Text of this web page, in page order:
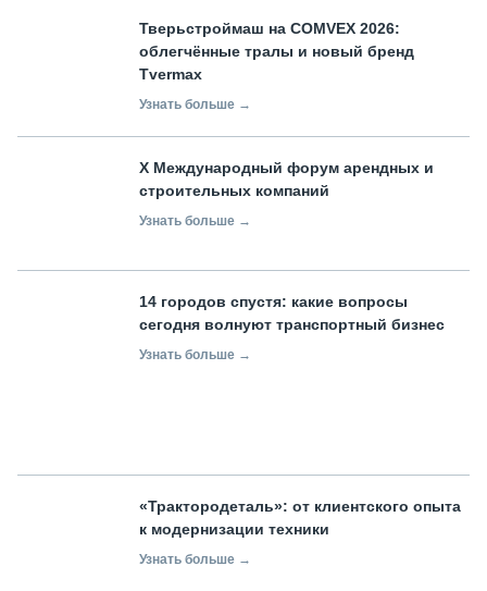
Тверьстроймаш на COMVEX 2026:
облегчённые тралы и новый бренд
Tvermax
Узнать больше →
X Международный форум арендных и
строительных компаний
Узнать больше →
14 городов спустя: какие вопросы
сегодня волнуют транспортный бизнес
Узнать больше →
«Трактородеталь»: от клиентского опыта
к модернизации техники
Узнать больше →